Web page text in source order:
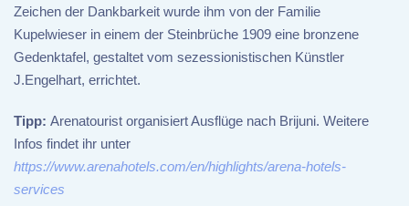
Zeichen der Dankbarkeit wurde ihm von der Familie
Kupelwieser in einem der Steinbrüche 1909 eine bronzene
Gedenktafel, gestaltet vom sezessionistischen Künstler
J.Engelhart, errichtet.
Tipp: Arenatourist organisiert Ausflüge nach Brijuni. Weitere
Infos findet ihr unter
https://www.arenahotels.com/en/highlights/arena-hotels-
services